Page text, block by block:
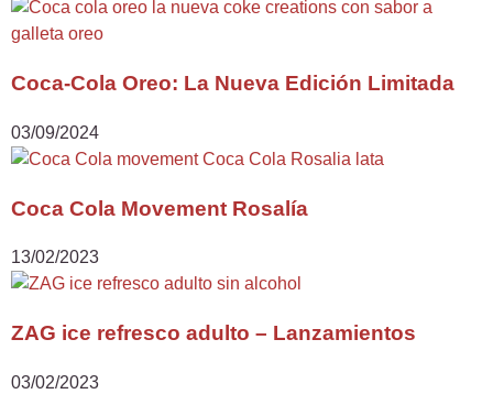
Coca-Cola Oreo: La Nueva Edición Limitada
03/09/2024
Coca Cola Movement Rosalía
13/02/2023
ZAG ice refresco adulto – Lanzamientos
03/02/2023